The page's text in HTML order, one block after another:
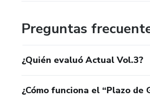
Preguntas
¿Quién evaluó Actual Vol.3?
¿Cómo funciona el “Plazo de